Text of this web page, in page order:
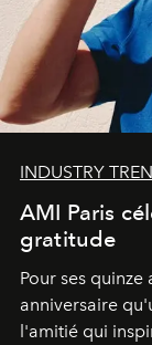
INDUSTRY
AMI Paris
gratitude
Pour ses quinze
anniversaire
l'amitié qui